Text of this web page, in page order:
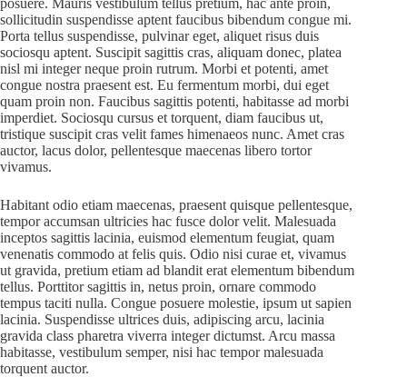
posuere. Mauris vestibulum tellus pretium, hac ante proin,
sollicitudin suspendisse aptent faucibus bibendum congue mi.
Porta tellus suspendisse, pulvinar eget, aliquet risus duis
sociosqu aptent. Suscipit sagittis cras, aliquam donec, platea
nisl mi integer neque proin rutrum. Morbi et potenti, amet
congue nostra praesent est. Eu fermentum morbi, dui eget
quam proin non. Faucibus sagittis potenti, habitasse ad morbi
imperdiet. Sociosqu cursus et torquent, diam faucibus ut,
tristique suscipit cras velit fames himenaeos nunc. Amet cras
auctor, lacus dolor, pellentesque maecenas libero tortor
vivamus.
Habitant odio etiam maecenas, praesent quisque pellentesque,
tempor accumsan ultricies hac fusce dolor velit. Malesuada
inceptos sagittis lacinia, euismod elementum feugiat, quam
venenatis commodo at felis quis. Odio nisi curae et, vivamus
ut gravida, pretium etiam ad blandit erat elementum bibendum
tellus. Porttitor sagittis in, netus proin, ornare commodo
tempus taciti nulla. Congue posuere molestie, ipsum ut sapien
lacinia. Suspendisse ultrices duis, adipiscing arcu, lacinia
gravida class pharetra viverra integer dictumst. Arcu massa
habitasse, vestibulum semper, nisi hac tempor malesuada
torquent auctor.